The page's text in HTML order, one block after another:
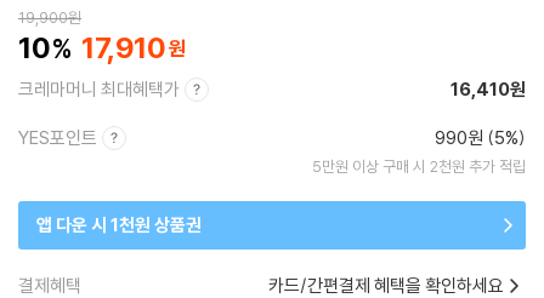
19,900원
10 17,910
크레마머니 최대혜택가 16,410원
YES포인트 990원 (5%)
5만원 이상 구매 시 2천원 추가 적립
앱 다운 시 1천원 상품권
결제혜택 카드/간편결제 혜택을 확인하세요